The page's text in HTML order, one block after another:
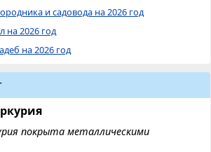
и садовода на 2026 год
на 2026 год
на 2026 год
покрыта металлическими